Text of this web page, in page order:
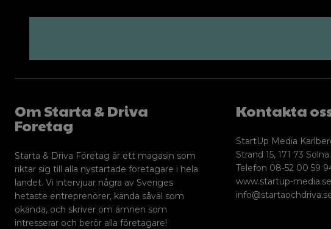
Om Starta & Driva
Foretag
Starta & Driva Företag är ett magasin som
riktar sig till alla nystartade företagare i hela
landet. Vi intervjuar några av Sveriges
hetaste entreprenörer, kända såväl som
okända, och skriver om ämnen som
intresserar och berör alla företagare!
Kontakta
StartUp Media
Strand 15, 171 73 Solna.
Telefon 08-52 00 59
www.startup-media.se